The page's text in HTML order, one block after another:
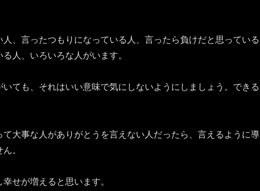
、言ったつもりになっている人、言ったら負けだと思っている
人、いろいろな人がいます。
ても、それはいい意味で気にしないようにしましょう。できる
大事な人がありがとうを言えない人だったら、言えるように導
。
せが増えると思います。